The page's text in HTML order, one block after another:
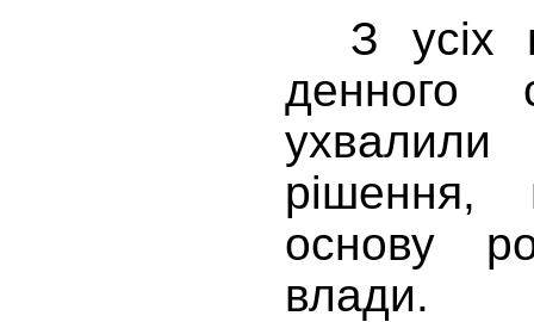
З усіх
денного
основу
влади.